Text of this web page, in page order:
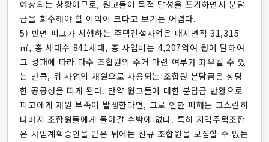
예상되는 상황이므로, 원고들이 목적 달성을 포기하면서 분담
금을 회수해야 할 이익이 크다고 보기는 어렵다.
5) 반면 피고가 시행하는 주택건설사업은 대지면적 31,315
㎡, 총 세대수 841세대, 총 사업비는 4,207억여 원에 달하여
그 성패에 따라 다수 조합원의 주거 마련 여부가 좌우될 수 있
는 만큼, 위 사업의 재원으로 사용되는 조합원 분담금은 상당
한 공공성을 띠게 된다. 만약 원고들에 대한 분담금 반환으로
피고에게 재원 부족이 발생한다면, 그로 인한 피해는 고스란히
나머지 조합원들에게 돌아갈 수밖에 없다. 특히 지역주택조합
은 사업계획승인을 받은 뒤에는 신규 조합원을 모집할 수 없는